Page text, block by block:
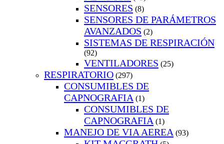
SENSORES (8)
SENSORES DE PARÁMETROS
AVANZADOS (2)
SISTEMAS DE RESPIRACIÓN
(92)
VENTILADORES (25)
RESPIRATORIO (297)
CONSUMIBLES DE
CAPNOGRAFIA (1)
CONSUMIBLES DE
CAPNOGRAFIA (1)
MANEJO DE VIA AEREA (93)